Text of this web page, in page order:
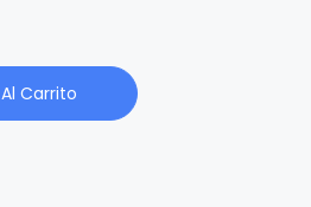
Carrito